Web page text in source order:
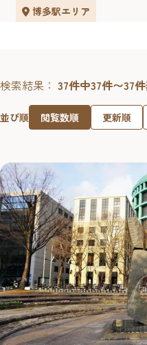
博多駅エリア
検索結果： 37件中37件〜37
並び順 閲覧数順 更新順